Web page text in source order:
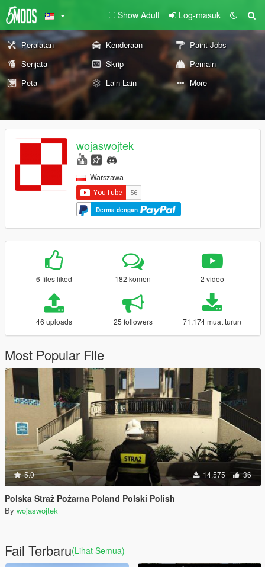
Show Adult Log-masuk
Peralatan Kenderaan
Paint Jobs
Senjata
Skrip
Pemain
Peta
Lain-Lain More
wojaswojtek
Warszawa
Derma dengan
6 files liked 182 komen 2 video
46 uploads 25 followers 71,174 muat turun
Most Popular File
5.0 14,575 36
Polska Straż Pożarna Poland Polski Polish
By wojaswojtek
Fail Terbaru(Lihat Semua)